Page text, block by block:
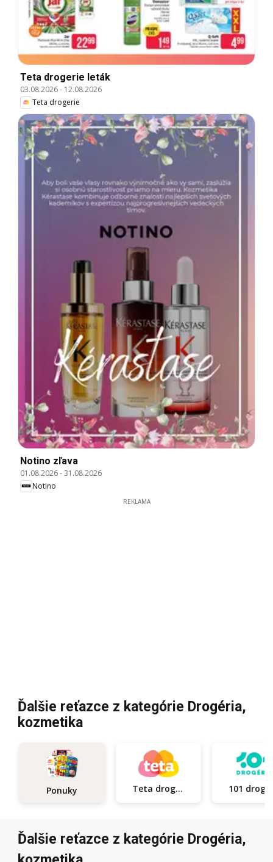
Teta drogerie leták
03.08.2026- 12.08.2026
Teta drogerie
Notino zľava
01.08.2026-31.08.2026
Notino
REKLAMA
Ďalšie reťazce z kategórie Drogéria,
kozmetika
Ponuky Teta drogerie
Ďalšie reťazce z kategórie Drogéria,